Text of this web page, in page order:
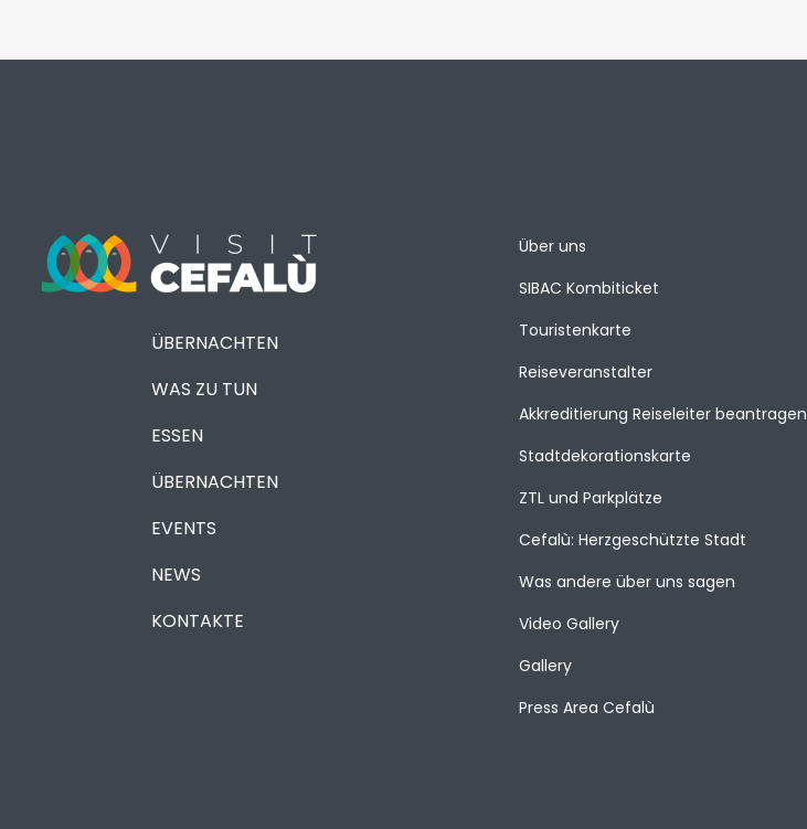
ÜBERNACHTEN
WAS ZU TUN
ESSEN
ÜBERNACHTEN
EVENTS
NEWS
KONTAKTE
Über uns
SIBAC Kombiticket
Touristenkarte
Reiseveranstalter
Akkreditierung Reiseleiter beantragen
Stadtdekorationskarte
ZTL und Parkplätze
Cefalù: Herzgeschützte Stadt
Was andere über uns sagen
Video Gallery
Gallery
Press Area Cefalù